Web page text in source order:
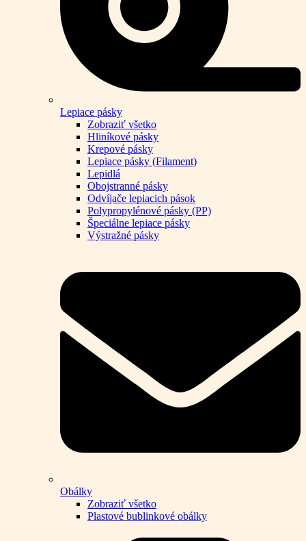
Lepiace pásky
Zobraziť všetko
Hliníkové pásky
Krepové pásky
Lepiace pásky (Filament)
Lepidlá
Obojstranné pásky
Odvíjače lepiacich pások
Polypropylénové pásky (PP)
Špeciálne lepiace pásky
Výstražné pásky
Obálky
Zobraziť všetko
Plastové bublinkové obálky